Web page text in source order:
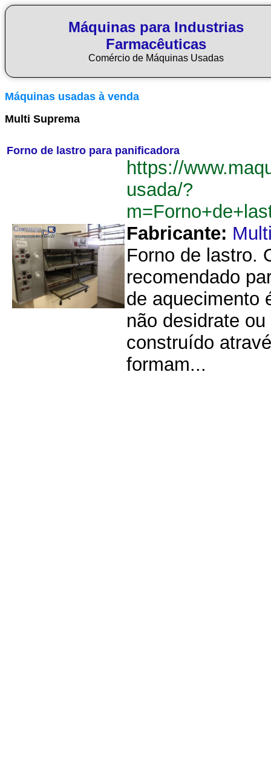
Máquinas para Industrias
Farmacêuticas
Comércio de Máquinas Usadas
Máquinas usadas à venda
Multi Suprema
Forno de lastro para panificadora
https://
usada/?
Fabricante:
Forno de lastro.
recomendado
de aquecimento
não desidrate
construído
formam...